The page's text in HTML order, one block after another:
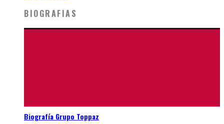
BIOGRAFIAS
Biografía Grupo Toppaz